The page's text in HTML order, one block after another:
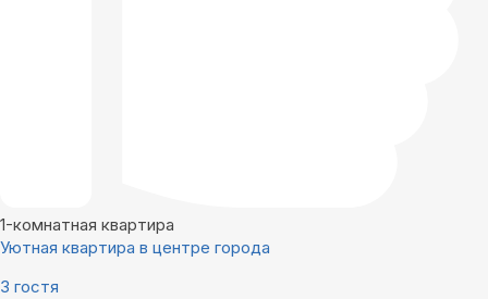
1-комнатная квартира
Уютная квартира в центре города
3 гостя